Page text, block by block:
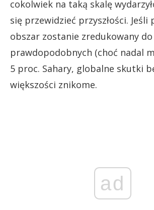
cokolwiek na taką skalę
się przewidzieć przyszłości. Jeśli
obszar zostanie zredukowany
prawdopodobnych (choć nadal
5 proc. Sahary, globalne skutki
większości znikome.
ad